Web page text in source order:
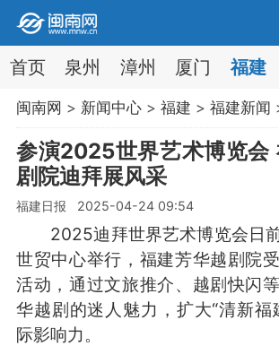
首页 泉州 漳州 厦门 福建
闽南网 > 新闻中心> 福建 > 福建新闻
参演2025世界艺术博览会
剧院迪拜展风采
福建日报 2025-04-24 09:54
2025迪拜世界艺术博览会日
世贸中心举行，福建芳华越剧院
活动，通过文旅推介、越剧快闪
华越剧的迷人魅力，扩大“清新福
际影响力。